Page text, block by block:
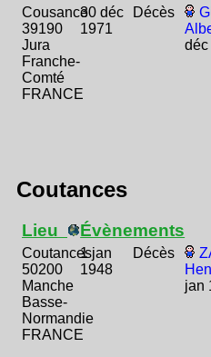
Cousance
39190
Jura
Franche-
Comté
FRANCE
30 déc
1971
Décès
déc
Coutances
Lieu
Coutances
50200
Manche
Basse-
Normandie
FRANCE
Évènements
1 jan
1948
Décès
jan